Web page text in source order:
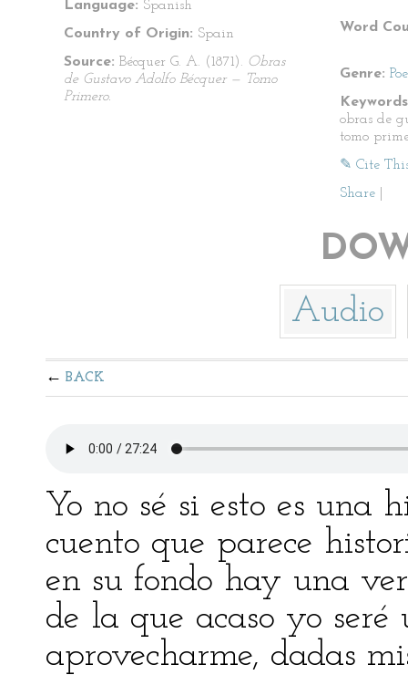
Language: Spanish
Country of Origin: Spain
Source: Bécquer G. A. (1871). Obras
de Gustavo Adolfo Bécquer — Tomo
Primero.
Word
Genre:
obras de
tomo
✎ Cite
Share
Audio
BACK
Yo no sé si esto es una
cuento que parece
en su fondo hay una
de la que acaso yo seré
aprovecharme, dadas